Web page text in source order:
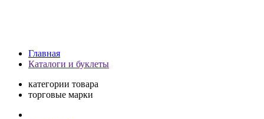
Главная
Каталоги и буклеты
категории товара
торговые марки